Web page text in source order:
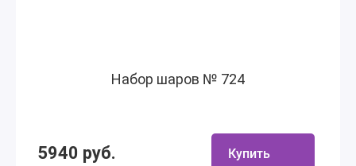
Набор шаров № 724
5940 руб. Купить